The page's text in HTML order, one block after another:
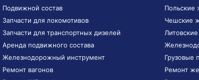
Подвижной состав
Запчасти для локомотивов
Запчасти для транспортных дизелей
Аренда подвижного состава
Железнодорожный инструмент
Ремонт вагонов
Польские
Чешские
Грузовые
Ремонт